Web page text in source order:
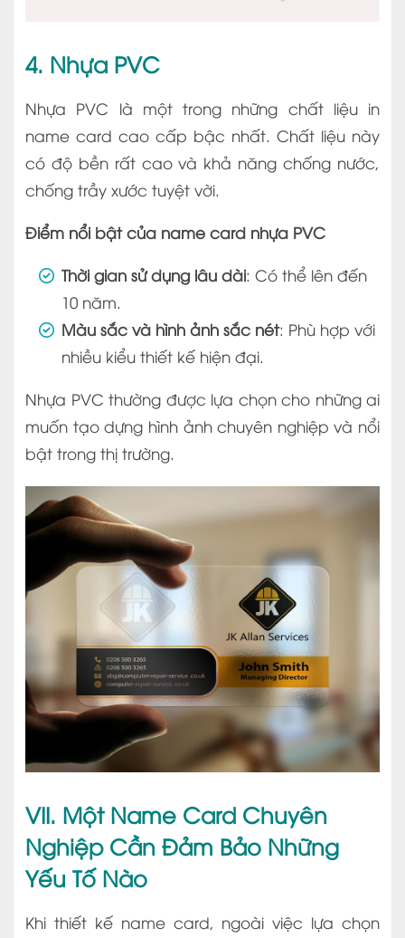
4. Nhựa PVC
Nhựa PVC là một trong những chất liệu in
name card cao cấp bậc nhất. Chất liệu này
có độ bền rất cao và khả năng chống nước,
chống trầy xước tuyệt vời.
Điểm nổi bật của name card nhựa PVC
Thời gian sử dụng lâu dài: Có thể lên đến
10 năm.
Màu sắc và hình ảnh sắc nét: Phù hợp với
nhiều kiểu thiết kế hiện đại.
Nhựa PVC thường được lựa chọn cho những ai
muốn tạo dựng hình ảnh chuyên nghiệp và nổi
bật trong thị trường.
VII. Một Name Card Chuyên
Nghiệp Cần Đảm Bảo Những
Yếu Tố Nào
Khi thiết kế name card, ngoài việc lựa chọn